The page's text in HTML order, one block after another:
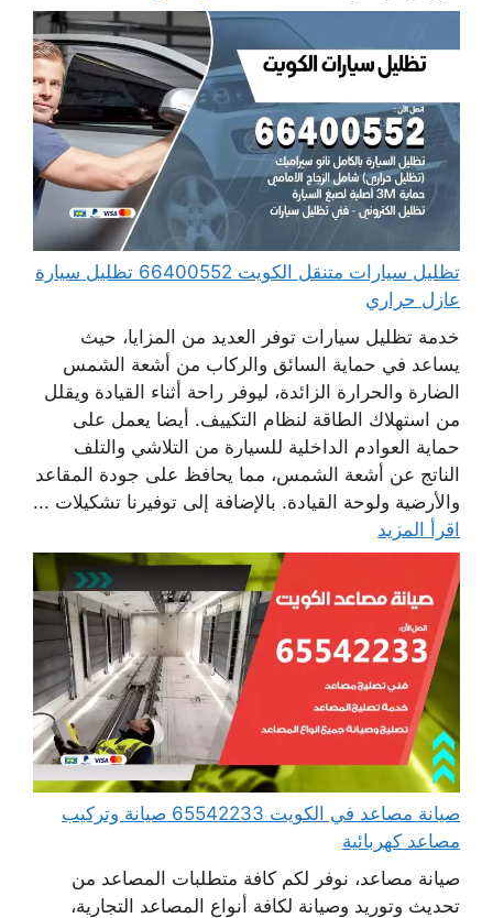
تظليل سيارات متنقل الكويت 66400552 تظليل سيارة
عازل حراري
خدمة تظليل سيارات توفر العديد من المزايا، حيث
يساعد في حماية السائق والركاب من أشعة الشمس
الضارة والحرارة الزائدة، ليوفر راحة أثناء القيادة ويقلل
من استهلاك الطاقة لنظام التكييف. أيضا يعمل على
حماية العوادم الداخلية للسيارة من التلاشي والتلف
الناتج عن أشعة الشمس، مما يحافظ على جودة المقاعد
والأرضية ولوحة القيادة. بالإضافة إلى توفيرنا تشكيلات ...
اقرأ المزيد
صيانة مصاعد في الكويت 65542233 صيانة وتركيب
مصاعد كهربائية
صيانة مصاعد، نوفر لكم كافة متطلبات المصاعد من
تحديث وتوريد وصيانة لكافة أنواع المصاعد التجارية،